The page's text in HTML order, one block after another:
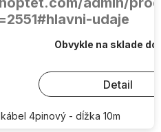
udaje
Obvykle na sklade do
Detail
4pinový - dĺžka 10m